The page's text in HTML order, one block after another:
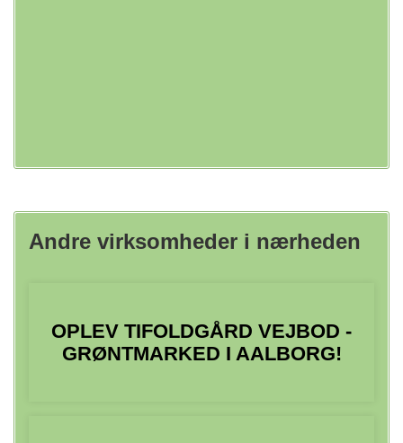
Andre virksomheder i nærheden
OPLEV TIFOLDGÅRD VEJBOD -
GRØNTMARKED I AALBORG!